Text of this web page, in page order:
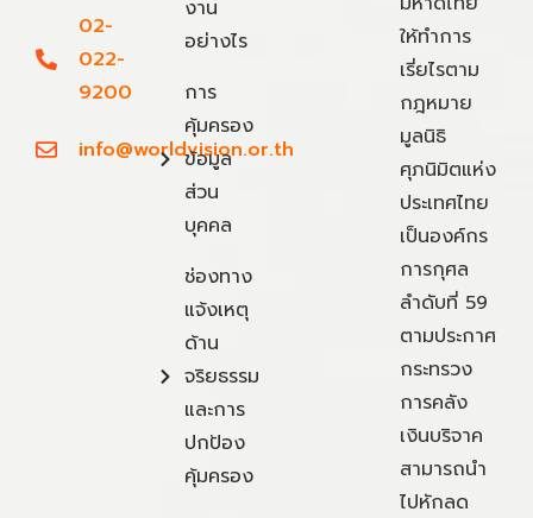
02-
022-
9200
info@worldvision.or.th
งาน
อย่างไร
การ
คุ้มครอง
ข้อมูล
ส่วน
บุคคล
ช่องทาง
แจ้งเหตุ
ด้าน
จริยธรรม
และการ
ปกป้อง
คุ้มครอง
ให้ทำการ
เรี่ยไรตาม
กฎหมาย
มูลนิธิ
ศุภนิมิตแห่ง
ประเทศไทย
เป็นองค์กร
การกุศล
ลำดับที่ 59
ตามประกาศ
กระทรวง
การคลัง
เงินบริจาค
สามารถนำ
ไปหักลด